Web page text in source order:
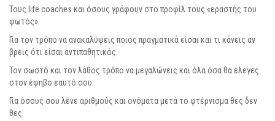
Τους life coaches και όσους γράφουν στο προφίλ τους «εραστής του
φωτός».
Για τον τρόπο να ανακαλύψεις ποιος πραγματικά είσαι και τι κάνεις αν
βρεις ότι είσαι αντιπαθητικός.
Τον σωστό και τον λάθος τρόπο να μεγαλώνεις και όλα όσα θα έλεγες
στον έφηβο εαυτό σου.
Για όσους σου λένε αριθμούς και ονόματα μετά το φτέρνισμα θες δεν
θες.